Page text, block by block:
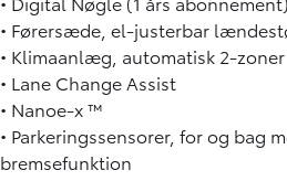
• Førersæde, el-justerbar
• Klimaanlæg, automatisk 2-zoner
• Lane Change Assist
• Nanoe-x ™
• Parkeringssensorer, for og bag
bremsefunktion